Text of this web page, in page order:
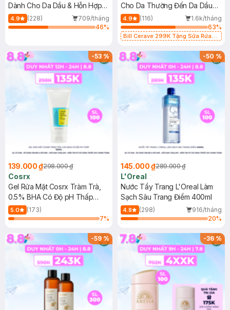
Dành Cho Da Dầu & Hỗn Hợp
500ml
4.9 (228)
709/tháng
46%
Cho Da Thường Đến Da Dầu
473ml
4.9 (116)
1.6k/tháng
63%
Bill Cerave 299K Tặng Sữa Rửa
-53%
139.000 ₫298.000 ₫
Cosrx
Gel Rửa Mặt Cosrx Tràm Trà,
0.5% BHA Có Độ pH Thấp
150ml
5.0
(173)
7%
-50%
145.000 ₫289.000 ₫
L'Oreal
Nước Tẩy Trang L'Oreal Làm
Sạch Sâu Trang Điểm 400ml
4.8 (298)
916/tháng
20%
-59% -36%